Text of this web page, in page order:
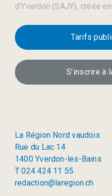
d’Yverdon (SAJY), créée
Tarifs
S’inscrire à
La Région Nord vaudois
Rue du Lac 14
1400 Yverdon-les-Bains
T 024 424 11 55
redaction@laregion.ch